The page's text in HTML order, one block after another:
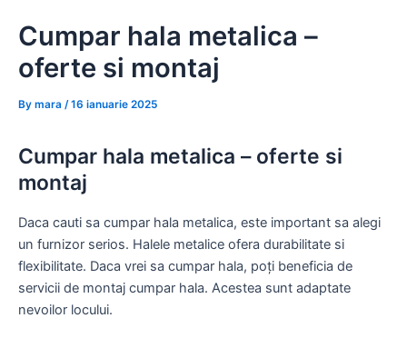
content
Cumpar hala metalica –
oferte si montaj
By mara /16 ianuarie 2025
Cumpar hala metalica – oferte si
montaj
Daca cauti sa cumpar hala metalica, este important sa alegi
un furnizor serios. Halele metalice ofera durabilitate si
flexibilitate. Daca vrei sa cumpar hala, poți beneficia de
servicii de montaj cumpar hala. Acestea sunt adaptate
nevoilor locului.